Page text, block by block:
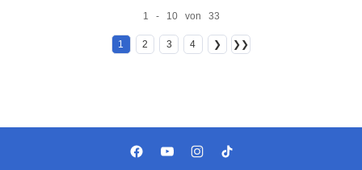
1 - 10 von 33
1 2 3 4 ❯ ❯❯